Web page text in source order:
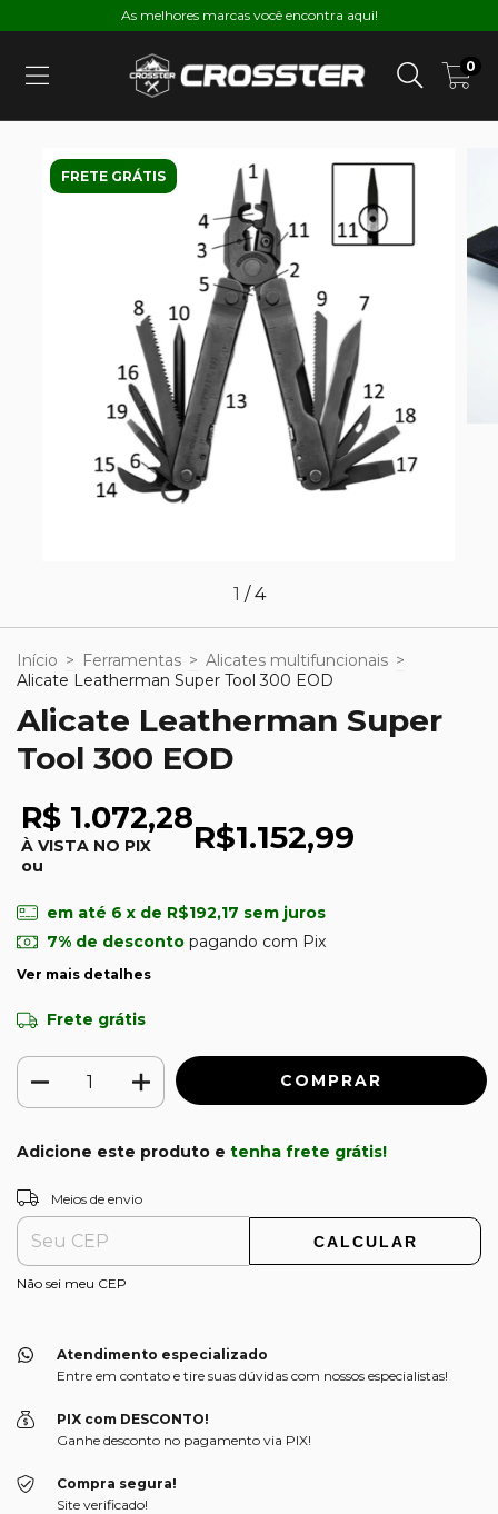
As melhores marcas você encontra aqui!
0
FRETE GRÁTIS
1 /4
Início > Ferramentas > Alicates multifuncionais >
Alicate Leatherman Super Tool 300 EOD
Alicate Leatherman Super
Tool 300 EOD
R$ 1.072,28
À VISTA NO PIX
ou
R$1.152,99
em até 6 x de R$192,17 sem juros
7% de descontopagando com Pix
Ver mais detalhes
Frete grátis
Adicione este produto e tenha frete grátis!
Entregas para o CEP:
Meios de envio
CALCULAR
Não sei meu CEP
Atendimento especializado
Entre em contato e tire suas dúvidas com nossos especialistas!
PIX com DESCONTO!
Ganhe desconto no pagamento via PIX!
Compra segura!
Site verificado!